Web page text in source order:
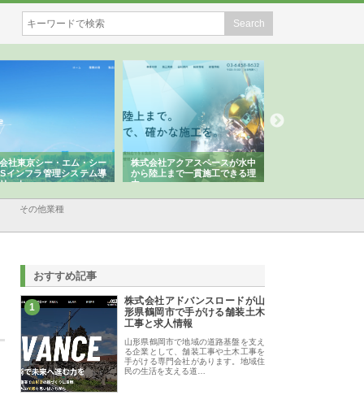
社アクアスペースが水中
上まで一貫施工できる理
株式会社地盤調査事務所が選ば
れ続ける理由と建設コンサルの
強み
その他業種
おすすめ記事
1
株式会社アドバンスロードが山
形県鶴岡市で手がける舗装土木
工事と求人情報
山形県鶴岡市で地域の道路基盤を支え
る企業として、舗装工事や土木工事を
手がける専門会社があります。地域住
民の生活を支える道…